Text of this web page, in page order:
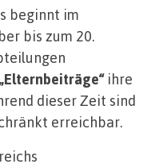
beginnt im
bis zum 20.
„Elternbeiträge“ihre
dieser Zeit sind
erreichbar.